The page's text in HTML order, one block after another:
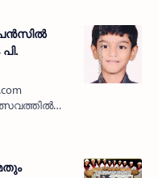
വാട്ടര്‍